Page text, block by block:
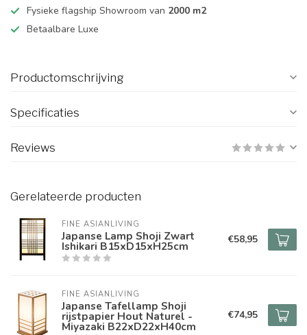
Fysieke flagship Showroom van 2000 m2
Betaalbare Luxe
Productomschrijving
Specificaties
Reviews
Gerelateerde producten
FINE ASIANLIVING
Japanse Lamp Shoji Zwart
Ishikari B15xD15xH25cm €58,95
FINE ASIANLIVING
Japanse Tafellamp Shoji
rijstpapier Hout Naturel -
Miyazaki B22xD22xH40cm
€74,95